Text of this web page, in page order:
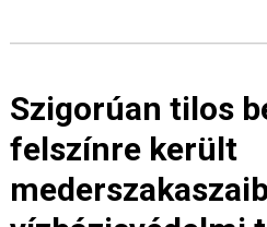
Szigorúan tilos
felszínre került